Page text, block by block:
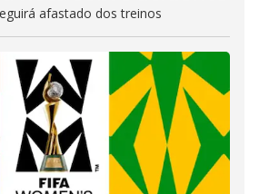
afastado dos treinos